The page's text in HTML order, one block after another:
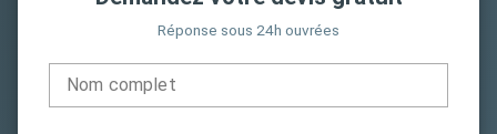
Réponse sous 24h ouvrées
Nom complet